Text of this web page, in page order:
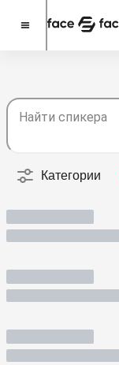
Найти спикера
Категории